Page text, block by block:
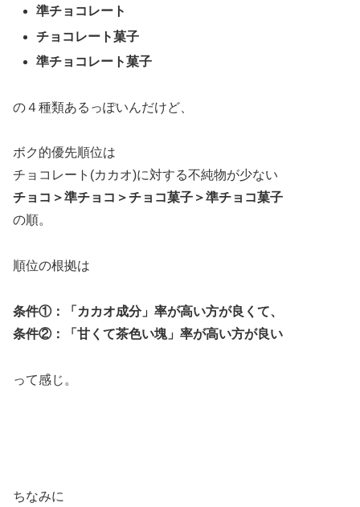
準チョコレート
チョコレート菓子
準チョコレート菓子
の４種類あるっぽいんだけど、
ボク的優先順位は
チョコレート(カカオ)に対する不純物が少ない
チョコ＞準チョコ＞チョコ菓子＞準チョコ菓子
の順。
順位の根拠は
条件①：「カカオ成分」率が高い方が良くて、
条件②：「甘くて茶色い塊」率が高い方が良い
って感じ。
ちなみに